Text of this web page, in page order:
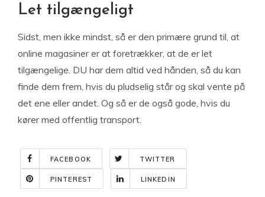
Let tilgængeligt
Sidst, men ikke mindst, så er den primære grund til, at
online magasiner er at foretrækker, at de er let
tilgængelige. DU har dem altid ved hånden, så du kan
finde dem frem, hvis du pludselig står og skal vente på
det ene eller andet. Og så er de også gode, hvis du
kører med offentlig transport.
FACEBOOK TWITTER
PINTEREST LINKEDIN